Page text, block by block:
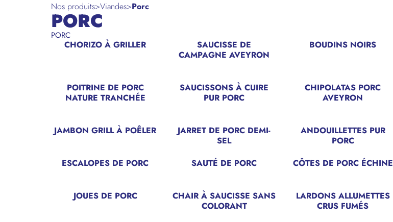
Nos produits>Viandes>Porc
PORC
PORC
CHORIZO À GRILLER
SAUCISSE DE
CAMPAGNE AVEYRON
BOUDINS NOIRS
POITRINE DE PORC
NATURE TRANCHÉE
SAUCISSONS À CUIRE
PUR PORC
CHIPOLATAS PORC
AVEYRON
JAMBON GRILL À POÊLER
JARRET DE PORC DEMI-
SEL
ANDOUILLETTES PUR
PORC
ESCALOPES DE PORC
SAUTÉ DE PORC CÔTES DE PORC ÉCHINE
JOUES DE PORC
CHAIR À SAUCISSE SANS
COLORANT
LARDONS ALLUMETTES
CRUS FUMÉS